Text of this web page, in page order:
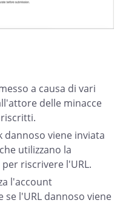
a causa di vari
delle minacce
viene inviata
utilizzano la
riscrivere l'URL.
l'account
l'URL dannoso viene